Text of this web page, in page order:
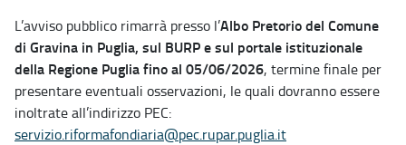
L’avviso pubblico rimarrà presso l’Albo Pretorio del Comune
di Gravina in Puglia, sul BURP e sul portale istituzionale
della Regione Puglia fino al 05/06/2026, termine finale per
presentare eventuali osservazioni, le quali dovranno essere
inoltrate all’indirizzo PEC:
servizio.riformafondiaria@pec.rupar.puglia.it